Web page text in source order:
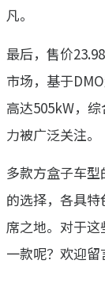
凡。
最后，售价
市场，基于
高达505kW，
力被广泛关注。
多款方盒子车
的选择，各具
席之地。对于
一款呢？欢迎留